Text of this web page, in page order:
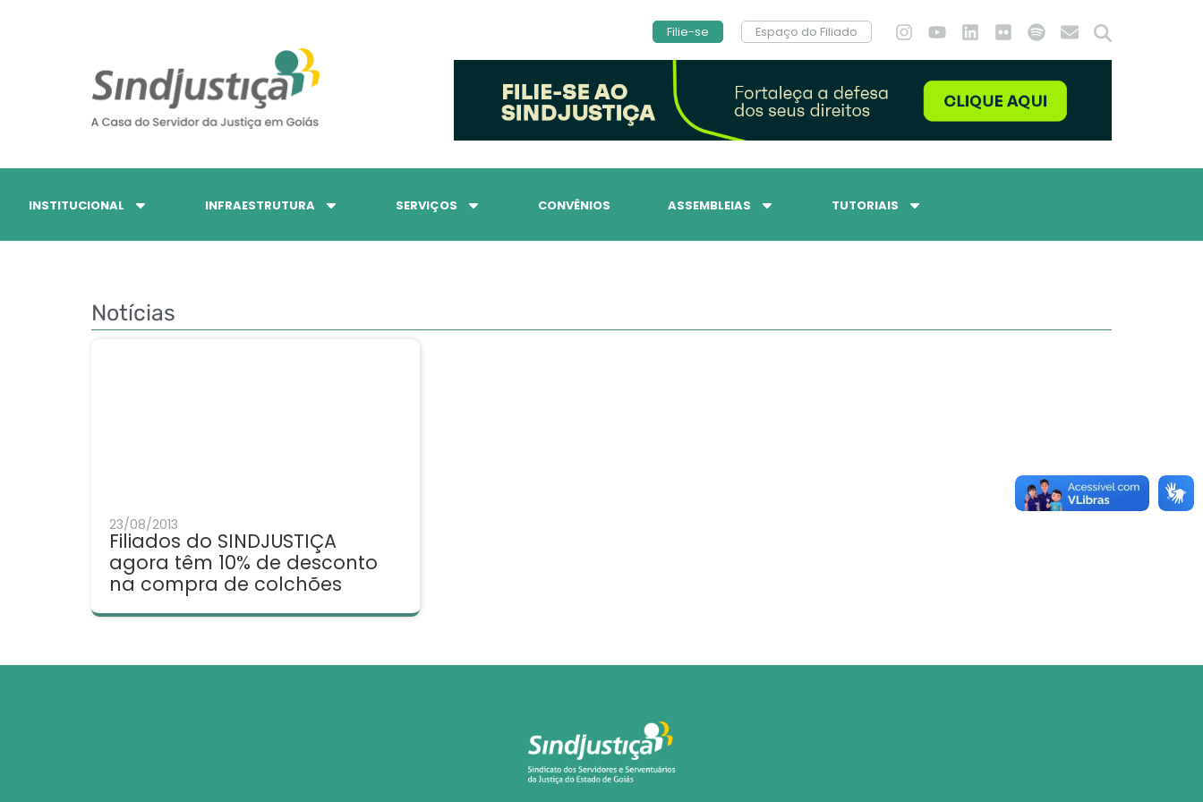
Filie-se Espaço do Filiado
INSTITUCIONAL INFRAESTRUTURA SERVIÇOS CONVÊNIOS ASSEMBLEIAS TUTORIAIS
Notícias
23/08/2013
Filiados do SINDJUSTIÇA
agora têm 10% de desconto
na compra de colchões